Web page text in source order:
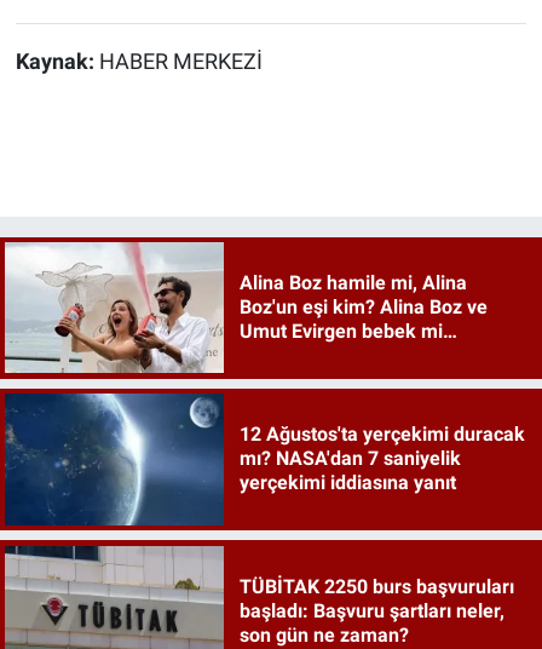
Kaynak: HABER MERKEZİ
Alina Boz hamile mi, Alina
Boz'un eşi kim? Alina Boz ve
Umut Evirgen bebek mi
12 Ağustos'ta yerçekimi duracak
mı? NASA'dan 7 saniyelik
yerçekimi iddiasına yanıt
TÜBİTAK 2250 burs başvuruları
başladı: Başvuru şartları neler,
son gün ne zaman?